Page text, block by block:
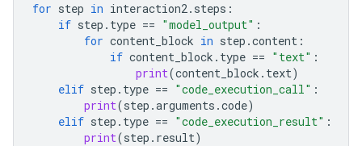
for step in interaction2. steps :
if step . type == "model_output" :
for content_block in step .content :
if content_block . type == "text" :
print(content_block . text)
elif step . type == "code_execution_call" :
print(step .arguments .code)
elif step . type == "code_execution_result" :
print(step . result)